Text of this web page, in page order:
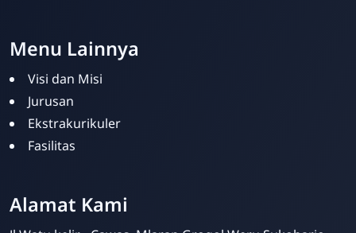
Menu Lainnya
Visi dan Misi
Jurusan
Ekstrakurikuler
Fasilitas
Alamat Kami